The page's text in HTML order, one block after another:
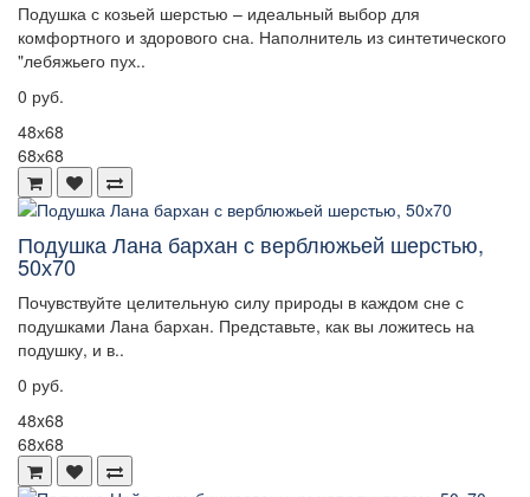
Подушка с козьей шерстью – идеальный выбор для
комфортного и здорового сна. Наполнитель из синтетического
"лебяжьего пух..
0 руб.
48х68
68х68
Подушка Лана бархан с верблюжьей шерстью,
50х70
Почувствуйте целительную силу природы в каждом сне с
подушками Лана бархан. Представьте, как вы ложитесь на
подушку, и в..
0 руб.
48x68
68x68